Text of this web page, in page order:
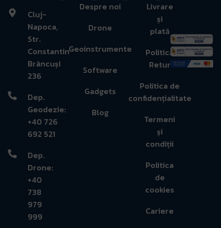
Cluj-
Napoca,
Str.
Constantin
Brâncuși
236
Dep.
Geodezie:
+40 726
692 521
Dep.
Drone:
+40
738
979
999
Despre noi
Drone
Geoinstrumente
Software
Gadgets
Blog
Livrare
și
plată
Politică
Retur
Politica de
confidențialitate
Termeni
și
condiții
Politica
de
cookies
Cariere